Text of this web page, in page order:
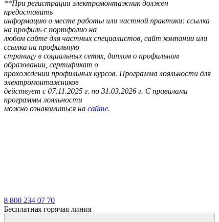
**При регистрации электромонтажник должен
предоставить
информацию о месте работы или частной практики: ссылка
на профиль с портфолио на
любом сайте для частных специалистов, сайт компании или
ссылка на профильную
страницу в социальных сетях, диплом о профильном
образовании, сертификат о
прохождении профильных курсов. Программа лояльности для
электромонтажников
действует с 07.11.2025 г. по 31.03.2026 г. С правилами
программы лояльности
можно ознакомиться на сайте.
8 800 234 07 70
Бесплатная горячая линия